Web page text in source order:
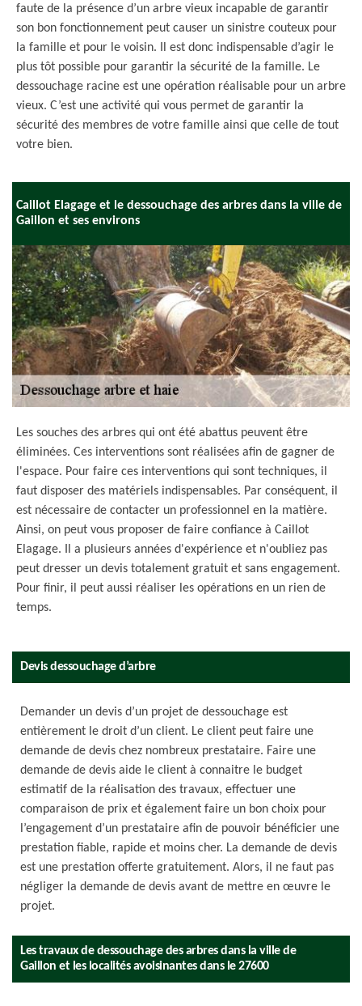
faute de la présence d’un arbre vieux incapable de garantir
son bon fonctionnement peut causer un sinistre couteux pour
la famille et pour le voisin. Il est donc indispensable d’agir le
plus tôt possible pour garantir la sécurité de la famille. Le
dessouchage racine est une opération réalisable pour un arbre
vieux. C’est une activité qui vous permet de garantir la
sécurité des membres de votre famille ainsi que celle de tout
votre bien.
Caillot Elagage et le dessouchage des arbres dans la ville de
Gaillon et ses environs
Les souches des arbres qui ont été abattus peuvent être
éliminées. Ces interventions sont réalisées afin de gagner de
l'espace. Pour faire ces interventions qui sont techniques, il
faut disposer des matériels indispensables. Par conséquent, il
est nécessaire de contacter un professionnel en la matière.
Ainsi, on peut vous proposer de faire confiance à Caillot
Elagage. Il a plusieurs années d'expérience et n'oubliez pas
peut dresser un devis totalement gratuit et sans engagement.
Pour finir, il peut aussi réaliser les opérations en un rien de
temps.
Devis dessouchage d’arbre
Demander un devis d’un projet de dessouchage est
entièrement le droit d’un client. Le client peut faire une
demande de devis chez nombreux prestataire. Faire une
demande de devis aide le client à connaitre le budget
estimatif de la réalisation des travaux, effectuer une
comparaison de prix et également faire un bon choix pour
l’engagement d’un prestataire afin de pouvoir bénéficier une
prestation fiable, rapide et moins cher. La demande de devis
est une prestation offerte gratuitement. Alors, il ne faut pas
négliger la demande de devis avant de mettre en œuvre le
projet.
Les travaux de dessouchage des arbres dans la ville de
Gaillon et les localités avoisinantes dans le 27600